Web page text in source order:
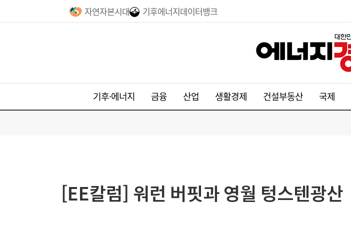
자연자본시대 기후에너지데이터뱅크
기후·에너지 금융 산업 생활경제 건설부동산 국제
[EE칼럼] 워런 버핏과 영월 텅스텐광산